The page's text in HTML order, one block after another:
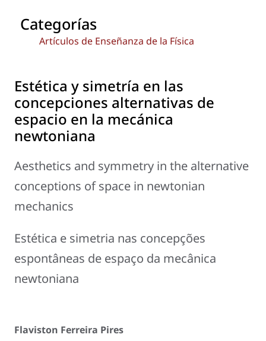
Categorías
Artículos de Enseñanza de la Física
Estética y simetría en las
concepciones alternativas de
espacio en la mecánica
newtoniana
Aesthetics and symmetry in the alternative
conceptions of space in newtonian
mechanics
Estética e simetria nas concepções
espontâneas de espaço da mecânica
newtoniana
Flaviston Ferreira Pires